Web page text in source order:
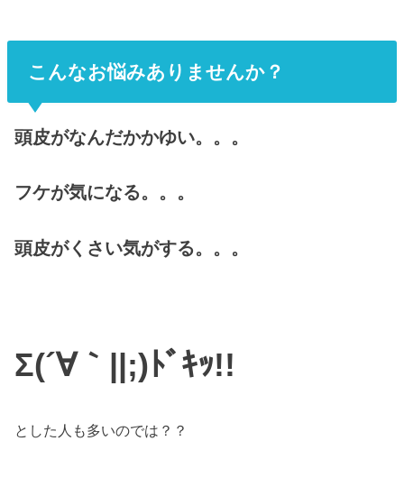
こんなお悩みありませんか？
頭皮がなんだかかゆい。。。
フケが気になる。。。
頭皮がくさい気がする。。。
Σ(´∀｀||;)ﾄﾞｷｯ!!
とした人も多いのでは？？